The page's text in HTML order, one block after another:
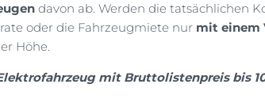
davon ab. Werden die tatsächlichen
oder die Fahrzeugmiete nur mit einem
Höhe.
mit Bruttolistenpreis bis